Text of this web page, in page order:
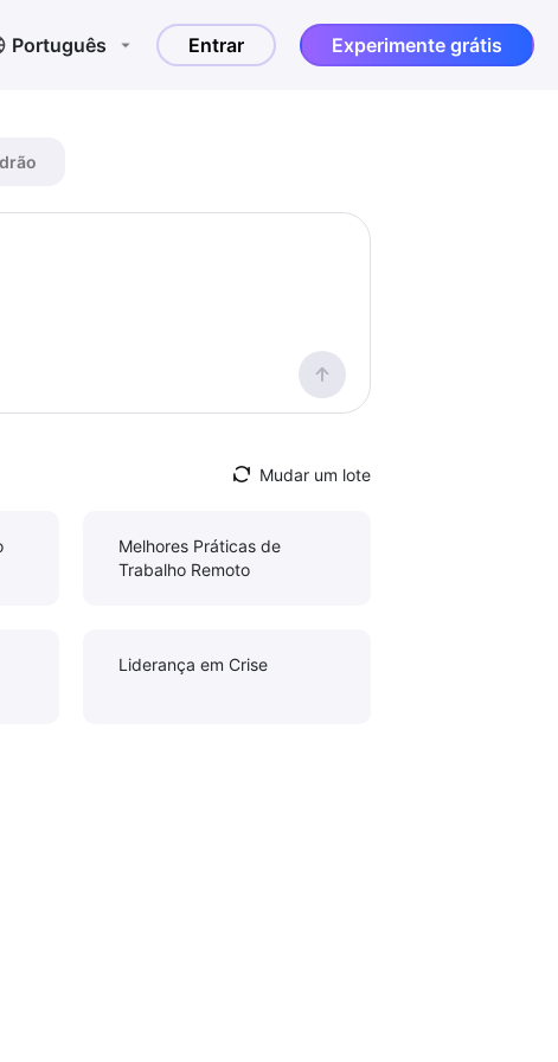
Português Entrar Experimente grátis
Mudar um lote
Melhores Práticas de
Trabalho Remoto
Liderança em Crise